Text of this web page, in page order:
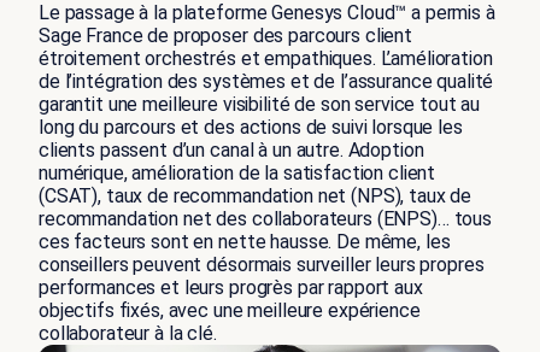
Le passage à la plateforme Genesys Cloud™ a permis à
Sage France de proposer des parcours client
étroitement orchestrés et empathiques. L’amélioration
de l’intégration des systèmes et de l’assurance qualité
garantit une meilleure visibilité de son service tout au
long du parcours et des actions de suivi lorsque les
clients passent d’un canal à un autre. Adoption
numérique, amélioration de la satisfaction client
(CSAT), taux de recommandation net (NPS), taux de
recommandation net des collaborateurs (ENPS)… tous
ces facteurs sont en nette hausse. De même, les
conseillers peuvent désormais surveiller leurs propres
performances et leurs progrès par rapport aux
objectifs fixés, avec une meilleure expérience
collaborateur à la clé.